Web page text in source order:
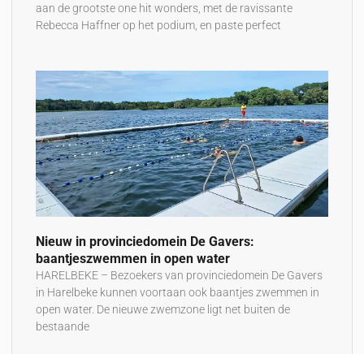
aan de grootste one hit wonders, met de ravissante
Rebecca Haffner op het podium, en paste perfect
Nieuw in provinciedomein De Gavers:
baantjeszwemmen in open water
HARELBEKE – Bezoekers van provinciedomein De Gavers
in Harelbeke kunnen voortaan ook baantjes zwemmen in
open water. De nieuwe zwemzone ligt net buiten de
bestaande